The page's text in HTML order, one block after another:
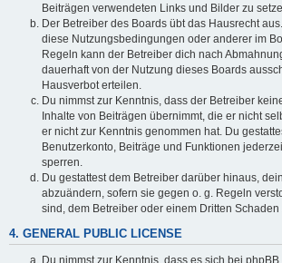
Beiträgen verwendeten Links und Bilder zu
Der Betreiber des Boards übt das Hausrecht
diese Nutzungsbedingungen oder anderer im
Regeln kann der Betreiber dich nach
dauerhaft von der Nutzung dieses Boards
Hausverbot erteilen.
Du nimmst zur Kenntnis, dass der Betreiber
Inhalte von Beiträgen übernimmt, die er nicht
er nicht zur Kenntnis genommen hat. Du
Benutzerkonto, Beiträge und Funktionen
sperren.
Du gestattest dem Betreiber darüber hinaus,
abzuändern, sofern sie gegen o. g. Regeln
sind, dem Betreiber oder einem Dritten Schaden
4. GENERAL PUBLIC LICENSE
Du nimmst zur Kenntnis, dass es sich bei